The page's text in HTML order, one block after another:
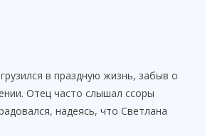
в праздную жизнь, забыв о
Отец часто слышал ссоры
надеясь, что Светлана